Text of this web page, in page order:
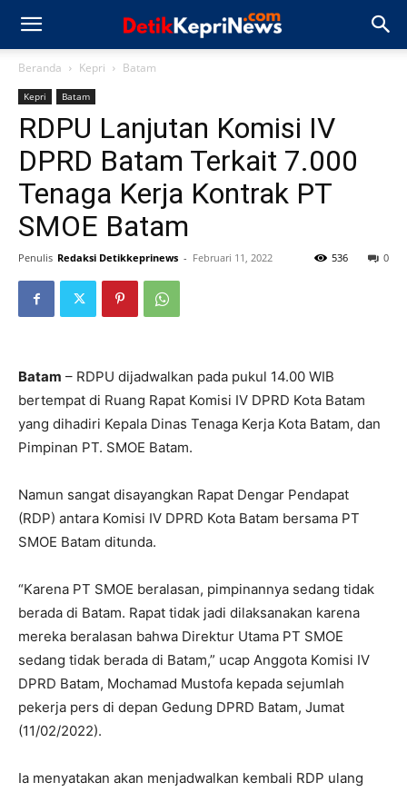
Beranda Kepri Batam
Kepri Batam
RDPU Lanjutan Komisi IV
DPRD Batam Terkait 7.000
Tenaga Kerja Kontrak PT
SMOE Batam
Penulis Redaksi Detikkeprinews - Februari 11, 2022 0
536
Batam – RDPU dijadwalkan pada pukul 14.00 WIB
bertempat di Ruang Rapat Komisi IV DPRD Kota Batam
yang dihadiri Kepala Dinas Tenaga Kerja Kota Batam, dan
Pimpinan PT. SMOE Batam.
Namun sangat disayangkan Rapat Dengar Pendapat
(RDP) antara Komisi IV DPRD Kota Batam bersama PT
SMOE Batam ditunda.
“Karena PT SMOE beralasan, pimpinannya sedang tidak
berada di Batam. Rapat tidak jadi dilaksanakan karena
mereka beralasan bahwa Direktur Utama PT SMOE
sedang tidak berada di Batam,” ucap Anggota Komisi IV
DPRD Batam, Mochamad Mustofa kepada sejumlah
pekerja pers di depan Gedung DPRD Batam, Jumat
(11/02/2022).
Ia menyatakan akan menjadwalkan kembali RDP ulang